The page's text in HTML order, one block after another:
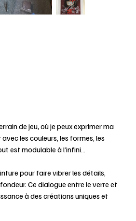
de jeu, où je peux exprimer ma
les couleurs, les formes, les
est modulable à l’infini…
pour faire vibrer les détails,
Ce dialogue entre le verre et
à des créations uniques et